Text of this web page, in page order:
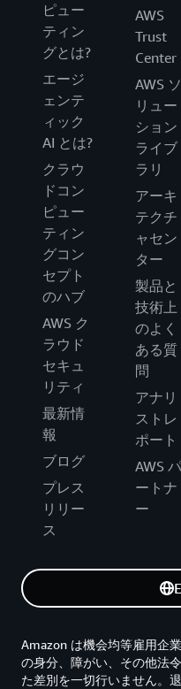
ピュー
ティン
グとは?
エージ
ェンテ
ィック
AI とは?
クラウ
ドコン
ピュー
ティン
グコン
セプト
のハブ
AWS ク
ラウド
セキュ
リティ
最新情
報
ブログ
プレス
リリー
ス
AWS
Trust
Center
AWS ソ
リュー
ション
ライブ
ラリ
アーキ
テクチ
ャセン
ター
製品と
技術上
のよく
ある質
問
アナリ
ストレ
ポート
AWS パ
ートナ
ー
Amazon は機会均等雇用企
の身分、障がい、その他法
た差別を一切行いません。